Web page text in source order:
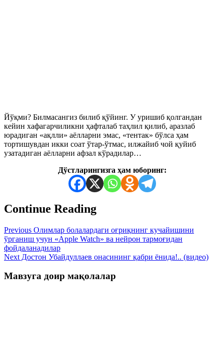
Йўқми? Билмасангиз билиб қўйинг. У уришиб қолгандан
кейин хафагарчиликни ҳафталаб таҳлил қилиб, аразлаб
юрадиган «ақлли» аёлларни эмас, «тентак» бўлса ҳам
тортишувдан икки соат ўтар-ўтмас, илжайиб чой қуйиб
узатадиган аёлларни афзал кўрадилар…
Дўстларингизга ҳам юборинг:
Continue Reading
Previous Олимлар болалардаги оғриқнинг кучайишини
ўрганиш учун «Apple Watch» ва нейрон тармоғидан
фойдаланадилар
Next Достон Убайдуллаев онасининг қабри ёнида!.. (видео)
Мавзуга доир мақолалар